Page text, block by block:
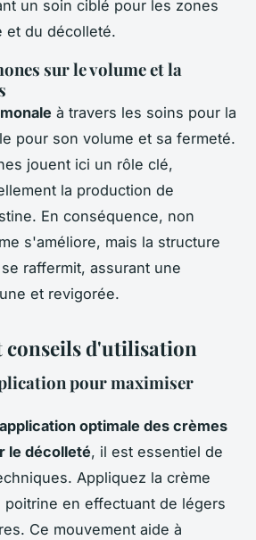
un soin ciblé pour les zones
et du décolleté.
sur le volume et la
à travers les soins pour la
pour son volume et sa fermeté.
jouent ici un rôle clé,
la production de
En conséquence, non
s'améliore, mais la structure
raffermit, assurant une
et revigorée.
conseils d'utilisation
pour maximiser
application optimale des crèmes
le décolleté, il est essentiel de
Appliquez la crème
poitrine en effectuant de légers
Ce mouvement aide à